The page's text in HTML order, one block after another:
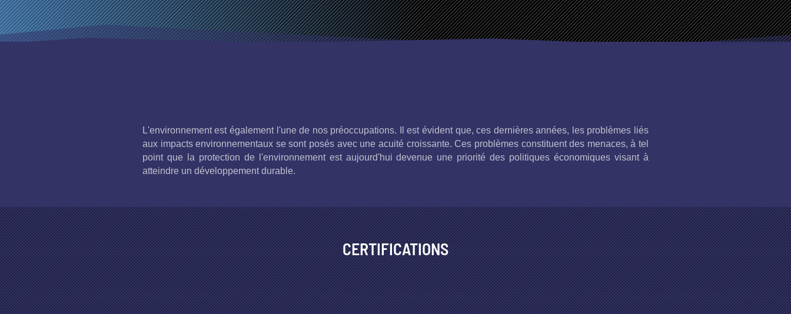
L'environnement est également l'une de nos préoccupations. Il est évident que, ces dernières années, les problèmes liés
aux impacts environnementaux se sont posés avec une acuité croissante. Ces problèmes constituent des menaces, à tel
point que la protection de l'environnement est aujourd'hui devenue une priorité des politiques économiques visant à
atteindre un développement durable.
CERTIFICATIONS